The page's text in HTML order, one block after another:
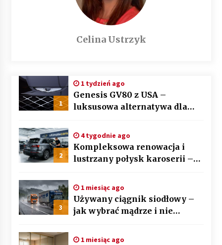
Celina Ustrzyk
1
1 tydzień ago
Genesis GV80 z USA –
luksusowa alternatywa dla
2
4 tygodnie ago
Kompleksowa renowacja i
lustrzany połysk karoserii –
3
1 miesiąc ago
Używany ciągnik siodłowy –
jak wybrać mądrze i nie
po kroku
1 miesiąc ago